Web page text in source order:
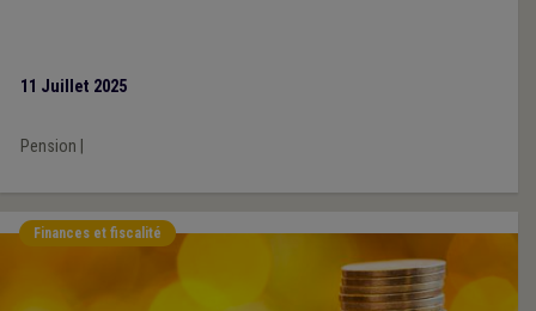
11 Juillet 2025
Pension
Finances et fiscalité